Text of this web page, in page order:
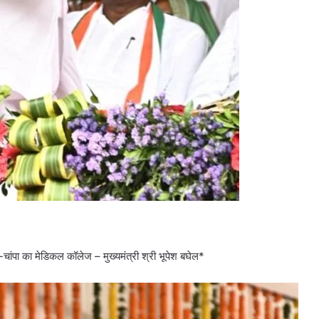
चांपा का मेडिकल कॉलेज – मुख्यमंत्री श्री भूपेश बघेल*